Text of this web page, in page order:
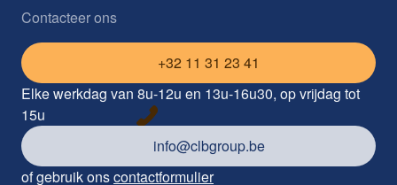
Contacteer ons
+32 11 31 23 41
Elke werkdag van 8u-12u en 13u-16u30, op vrijdag tot
15u
info@clbgroup.be
of gebruik onscontactformulier